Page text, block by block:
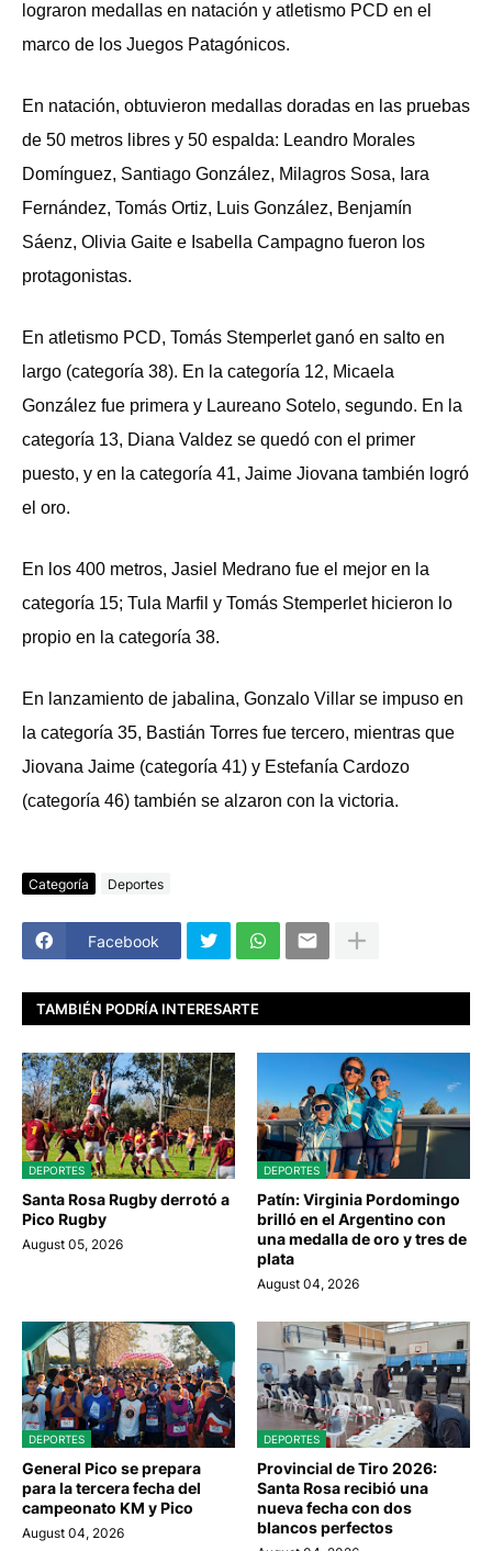
lograron medallas en natación y atletismo PCD en el
marco de los Juegos Patagónicos.
En natación, obtuvieron medallas doradas en las pruebas
de 50 metros libres y 50 espalda: Leandro Morales
Domínguez, Santiago González, Milagros Sosa, Iara
Fernández, Tomás Ortiz, Luis González, Benjamín
Sáenz, Olivia Gaite e Isabella Campagno fueron los
protagonistas.
En atletismo PCD, Tomás Stemperlet ganó en salto en
largo (categoría 38). En la categoría 12, Micaela
González fue primera y Laureano Sotelo, segundo. En la
categoría 13, Diana Valdez se quedó con el primer
puesto, y en la categoría 41, Jaime Jiovana también logró
el oro.
En los 400 metros, Jasiel Medrano fue el mejor en la
categoría 15; Tula Marfil y Tomás Stemperlet hicieron lo
propio en la categoría 38.
En lanzamiento de jabalina, Gonzalo Villar se impuso en
la categoría 35, Bastián Torres fue tercero, mientras que
Jiovana Jaime (categoría 41) y Estefanía Cardozo
(categoría 46) también se alzaron con la victoria.
Categoría Deportes
Facebook
TAMBIÉN PODRÍA INTERESARTE
DEPORTES
Santa Rosa Rugby derrotó a
Pico Rugby
August 05, 2026
DEPORTES
Patín: Virginia Pordomingo
brilló en el Argentino con
una medalla de oro y tres de
plata
August 04, 2026
DEPORTES
General Pico se prepara
para la tercera fecha del
campeonato KM y Pico
August 04, 2026
DEPORTES
Provincial de Tiro 2026:
Santa Rosa recibió una
nueva fecha con dos
blancos perfectos